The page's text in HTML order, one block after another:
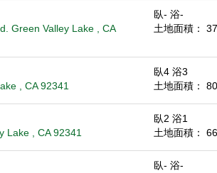
Green Valley Lake , CA
臥- 浴-
土地面積：
, CA 92341
臥4 浴3
土地面積：
Lake , CA 92341
臥2 浴1
土地面積：
臥- 浴-